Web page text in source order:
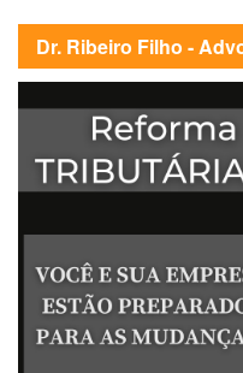
Dr. Ribeiro Filho -